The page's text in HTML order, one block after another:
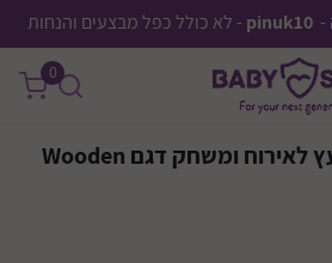
pinuk10 - לא כולל כפל מבצעים והנחות
0
שולחן ו 2 כיסאות מעץ לאירוח ומשחק דגם Wooden